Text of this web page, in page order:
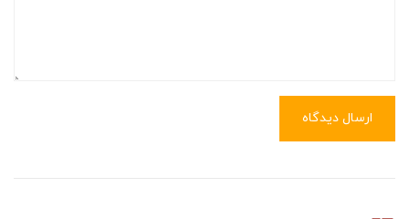
ارسال دیدگاه